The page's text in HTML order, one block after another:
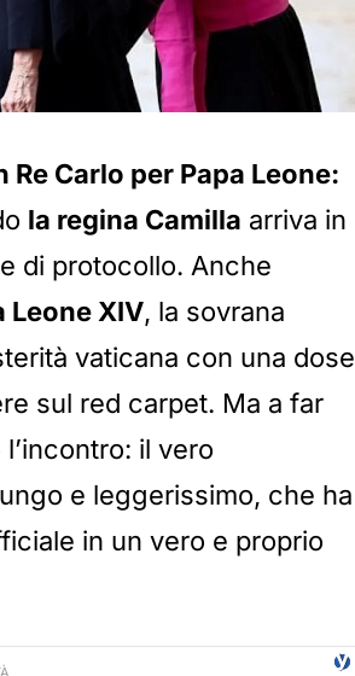
Re Carlo per Papa Leone:
la regina Camilla arriva in
di protocollo. Anche
Leone XIV, la sovrana
vaticana con una dose
sul red carpet. Ma a far
il vero
e leggerissimo, che ha
in un vero e proprio